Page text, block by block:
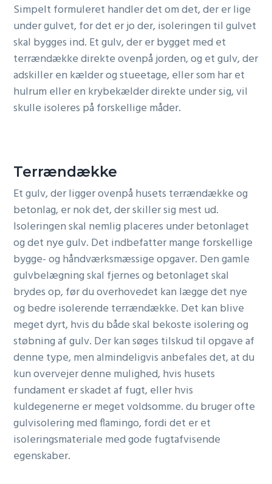
Simpelt formuleret handler det om det, der er lige
under gulvet, for det er jo der, isoleringen til gulvet
skal bygges ind. Et gulv, der er bygget med et
terrændække direkte ovenpå jorden, og et gulv, der
adskiller en kælder og stueetage, eller som har et
hulrum eller en krybekælder direkte under sig, vil
skulle isoleres på forskellige måder.
Terrændække
Et gulv, der ligger ovenpå husets terrændække og
betonlag, er nok det, der skiller sig mest ud.
Isoleringen skal nemlig placeres under betonlaget
og det nye gulv. Det indbefatter mange forskellige
bygge- og håndværksmæssige opgaver. Den gamle
gulvbelægning skal fjernes og betonlaget skal
brydes op, før du overhovedet kan lægge det nye
og bedre isolerende terrændække. Det kan blive
meget dyrt, hvis du både skal bekoste isolering og
støbning af gulv. Der kan søges tilskud til opgave af
denne type, men almindeligvis anbefales det, at du
kun overvejer denne mulighed, hvis husets
fundament er skadet af fugt, eller hvis
kuldegenerne er meget voldsomme. du bruger ofte
gulvisolering med flamingo, fordi det er et
isoleringsmateriale med gode fugtafvisende
egenskaber.